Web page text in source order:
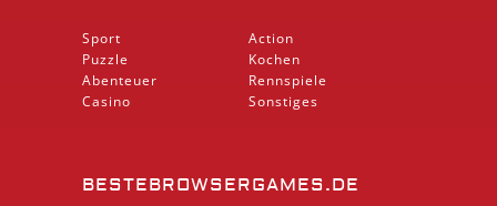
Sport
Puzzle
Abenteuer
Casino
Action
Kochen
Rennspiele
Sonstiges
BESTEBROWSERGAMES.DE